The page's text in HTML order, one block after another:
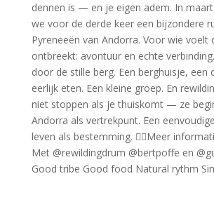
Good tribe Good food Natural rythm